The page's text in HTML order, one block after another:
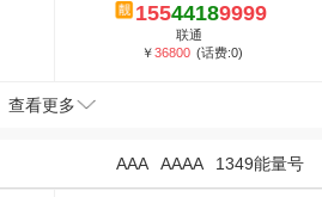
15544189999
联通
￥36800 (话费:0)
查看更多
1349能量号
AAAA
AAA